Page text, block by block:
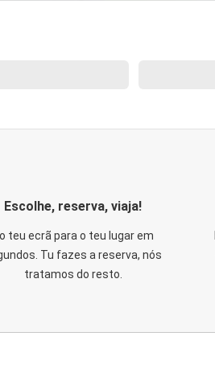
Escolhe, reserva, viaja!
teu ecrã para o teu lugar em
Tu fazes a reserva, nós
tratamos do resto.